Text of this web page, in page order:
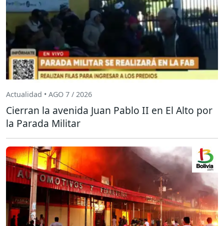
Actualidad • AGO 7 / 2026
Cierran la avenida Juan Pablo II en El Alto por
la Parada Militar